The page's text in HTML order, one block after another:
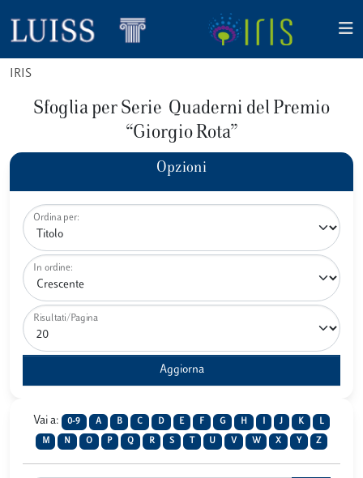
IRIS
Sfoglia per Serie Quaderni del Premio
“Giorgio Rota”
Opzioni
Ordina per:
In ordine:
Risultati/Pagina
Vai a: 0-9 A B C D E F G H J K L
M N O P Q R S U V W X Y Z